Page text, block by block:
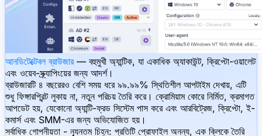
আনডিটেক্টেবল ব্রাউজার — বহুমুখী অ্যান্টিক, যা একাধিক অ্যাকাউন্ট, ক্রিপ্টো-ওয়ালেট
এবং ওয়েব-স্ক্র্যাপিংয়ের জন্য আদর্শ।
ব্রাউজারটি ৪ বছরেরও বেশি সময় ধরে ৯৯.৯৯% স্থিতিশীল আপটাইম দেখায়, এটি
শুধু ফিঙ্গারপ্রিন্ট লুকায় না, নতুন পরিচয় তৈরি করে। ক্রোমিয়াম কোরে নির্মিত, ক্রমাগত
আপডেট হয়, যেকোনো অ্যান্টি-ফ্রড সিস্টেম পাস করে এবং আরবিট্রেজ, ক্রিপ্টো, ই-
কমার্স এবং SMM-এর জন্য অভিযোজিত হয়।
সর্বাধিক গোপনীয়তা - ন্যূনতম চিহ্ন: প্রতিটি প্রোফাইল অনন্য, এক ক্লিকে তৈরি